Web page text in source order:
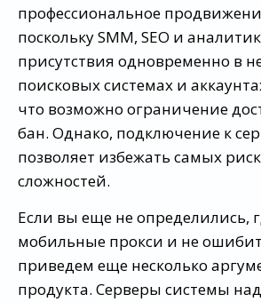
профессиональное
поскольку SMM, SEO и
присутствия одновременно в
поисковых системах и
что возможно ограничение
бан. Однако, подключение к
позволяет избежать самых
сложностей.
Если вы еще не определились,
мобильные прокси и не
приведем еще несколько
продукта. Серверы системы